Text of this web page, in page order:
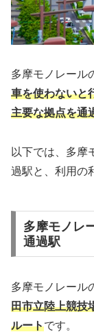
多摩モノレール
車を使わないと
主要な拠点を通
以下では、多摩
過駅と、利用の
多摩モノレ
通過駅
多摩モノレール
田市立陸上競技
ルートです。